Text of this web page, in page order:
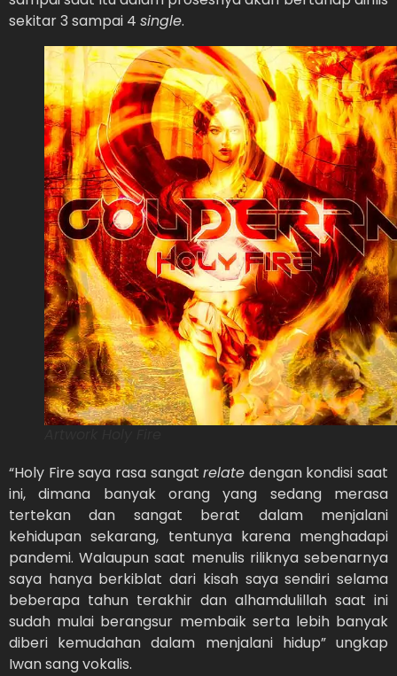
sekitar 3 sampai 4 single.
“Holy Fire saya rasa sangatrelate dengan kondisi saat
ini, dimana banyak orang yang sedang merasa
tertekan dan sangat berat dalam menjalani
kehidupan sekarang, tentunya karena menghadapi
pandemi. Walaupun saat menulis riliknya sebenarnya
saya hanya berkiblat dari kisah saya sendiri selama
beberapa tahun terakhir dan alhamdulillah saat ini
sudah mulai berangsur membaik serta lebih banyak
diberi kemudahan dalam menjalani hidup” ungkap
Iwan sang vokalis.